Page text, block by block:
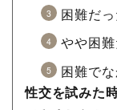
困難だっ
やや困
困難で
性交を試みた